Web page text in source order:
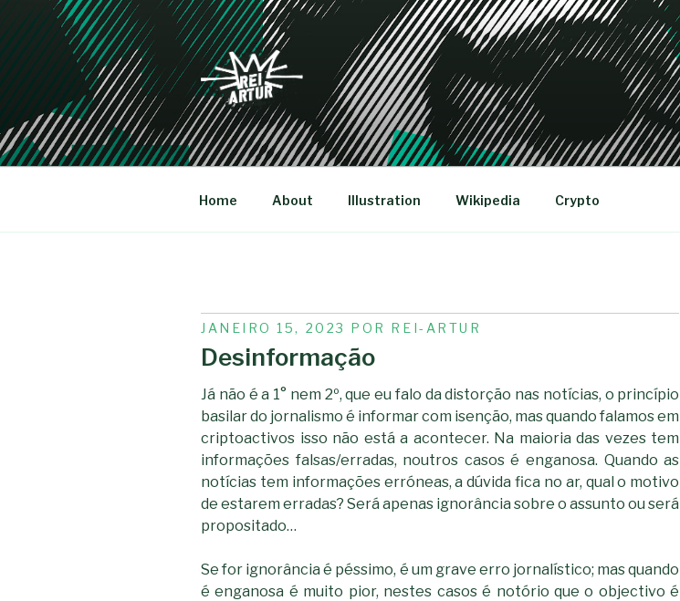
Saltar
para
o
conteúdo
REI-ARTUR
Home About Illustration Wikipedia Crypto
PUBLICADO
EM
JANEIRO 15, 2023 POR REI-ARTUR
Desinformação
Já não é a 1° nem 2º, que eu falo da distorção nas notícias, o princípio
basilar do jornalismo é informar com isenção, mas quando falamos em
criptoactivos isso não está a acontecer. Na maioria das vezes tem
informações falsas/erradas, noutros casos é enganosa. Quando as
notícias tem informações erróneas, a dúvida fica no ar, qual o motivo
de estarem erradas? Será apenas ignorância sobre o assunto ou será
propositado…
Se for ignorância é péssimo, é um grave erro jornalístico; mas quando
é enganosa é muito pior, nestes casos é notório que o objectivo é